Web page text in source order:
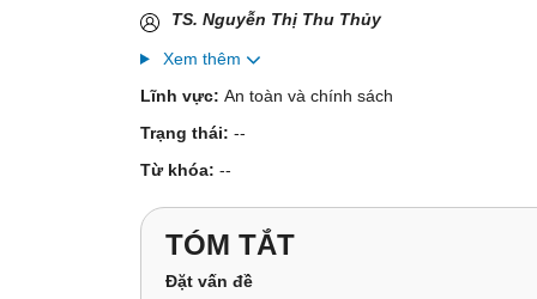
TS. Nguyễn Thị Thu Thủy
Xem thêm
Lĩnh vực: An toàn và chính sách
Trạng thái: --
Từ khóa: --
TÓM TẮT
Đặt vấn đề